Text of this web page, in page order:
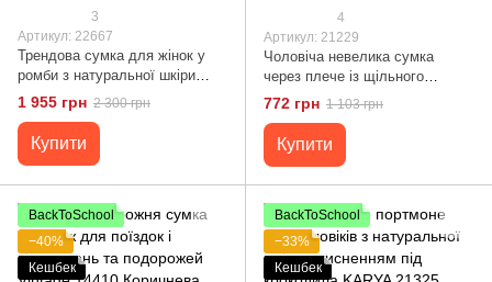
3
Артикул: 22667
Трендова сумка для жінок у
ромби з натуральної шкіри
Vintage 22667 Чорна
1 955 грн 2 300 грн
Купити
4
Артикул: 21229
Чоловіча невелика сумка
через плече із щільного
текстилю 21229 Vintage Чорна
772 грн 1 103 грн
Купити
BackToSchool
−40%
Кешбек
BackToSchool
−33%
Кешбек